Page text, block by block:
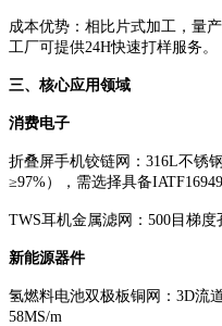
成本优势：相比片式加工，量
工厂可提供24H快速打样服务。
三、核心应用领域
消费电子
折叠屏手机铰链网： 316L不锈
≥97%），需选择具备
TWS耳机金属滤网：500目梯度
新能源器件
氢燃料电池双极板铜网： 3D流
58MS/m